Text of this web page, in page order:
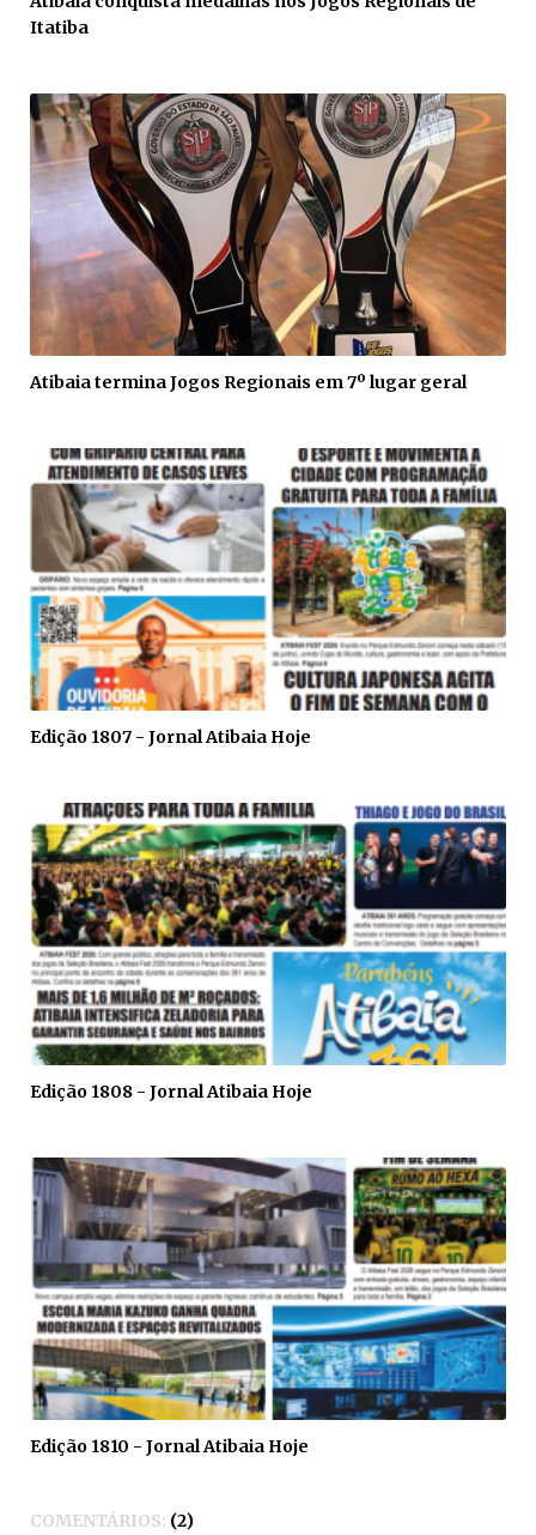
Itatiba
Atibaia termina Jogos Regionais em 7º lugar geral
Edição 1807 - Jornal Atibaia Hoje
Edição 1808 - Jornal Atibaia Hoje
Edição 1810 - Jornal Atibaia Hoje
COMENTÁRIOS: 2